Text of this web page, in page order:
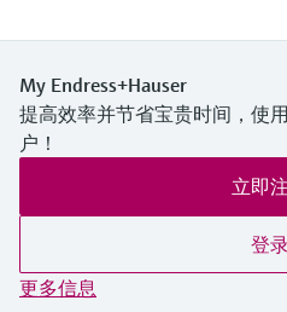
My Endress+Hauser
提高效率并节省宝贵时间，使
户！
立即
登
更多信息